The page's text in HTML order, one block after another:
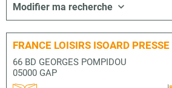
Modifier ma recherche
FRANCE LOISIRS ISOARD PRESSE
66 BD GEORGES POMPIDOU
05000 GAP